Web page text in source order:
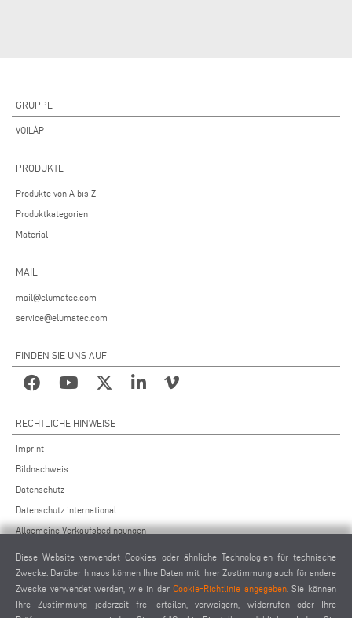
GRUPPE
VOILÀP
PRODUKTE
Produkte von A bis Z
Produktkategorien
Material
MAIL
mail@elumatec.com
service@elumatec.com
FINDEN SIE UNS AUF
RECHTLICHE HINWEISE
Imprint
Bildnachweis
Datenschutz
Datenschutz international
Allgemeine Verkaufsbedingungen
Allgemeine Einkaufsbedingungen
Cookie-Einstellungen
Verhaltenskodex für Lieferanten
Diese Website verwendet Cookies oder ähnliche Technologien für technische
Zwecke. Darüber hinaus können Ihre Daten mit Ihrer Zustimmung auch für andere
Zwecke verwendet werden, wie in derCookie-Richtlinie angegeben. Sie können
Ihre Zustimmung jederzeit frei erteilen, verweigern, widerrufen oder Ihre